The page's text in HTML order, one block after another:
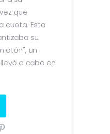
que
cuota. Esta
su
un
a cabo en